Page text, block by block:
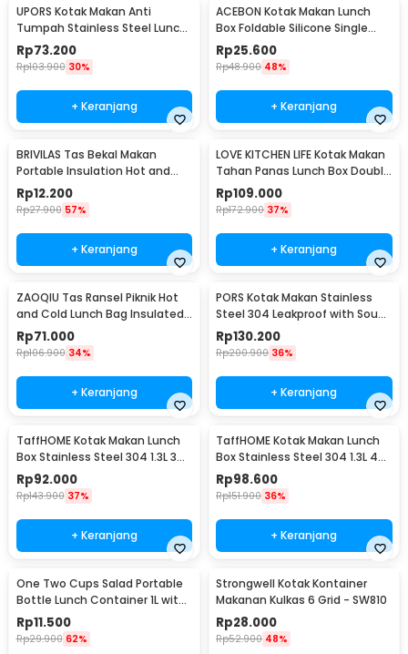
UPORS Kotak Makan Anti
Tumpah Stainless Steel Lunch
Box 3 Grid 1.3L - UP3
Rp73.200
Rp103.900 30%
+ Keranjang
ACEBON Kotak Makan Lunch
Box Foldable Silicone Single
Layer 550ml - ACB55
Rp25.600
Rp48.900 48%
+ Keranjang
BRIVILAS Tas Bekal Makan
Portable Insulation Hot and
Cold Lunch Bag - EI23
Rp12.200
Rp27.900 57%
+ Keranjang
LOVE KITCHEN LIFE Kotak Makan
Tahan Panas Lunch Box Double
Layer - YM8686/YM9645
Rp109.000
Rp172.900 37%
+ Keranjang
ZAOQIU Tas Ransel Piknik Hot
and Cold Lunch Bag Insulated
Backpack - YY29
Rp71.000
Rp106.900 34%
+ Keranjang
PORS Kotak Makan Stainless
Steel 304 Leakproof with Soup
Bowl 5 Grid - P-5
Rp130.200
Rp200.900 36%
+ Keranjang
TaffHOME Kotak Makan Lunch
Box Stainless Steel 304 1.3L 3
Grid - U-4
Rp92.000
Rp143.900 37%
+ Keranjang
TaffHOME Kotak Makan Lunch
Box Stainless Steel 304 1.3L 4
Grid - U-4
Rp98.600
Rp151.900 36%
+ Keranjang
One Two Cups Salad Portable
Bottle Lunch Container 1L with
Fork - RF20
Rp11.500
Rp29.900 62%
Strongwell Kotak Kontainer
Makanan Kulkas 6 Grid - SW810
Rp28.000
Rp52.900 48%